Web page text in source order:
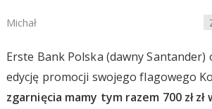
Michał
Erste Bank Polska (dawny Santander)
edycję promocji swojego flagowego
zgarnięcia mamy tym razem 700 zł zł